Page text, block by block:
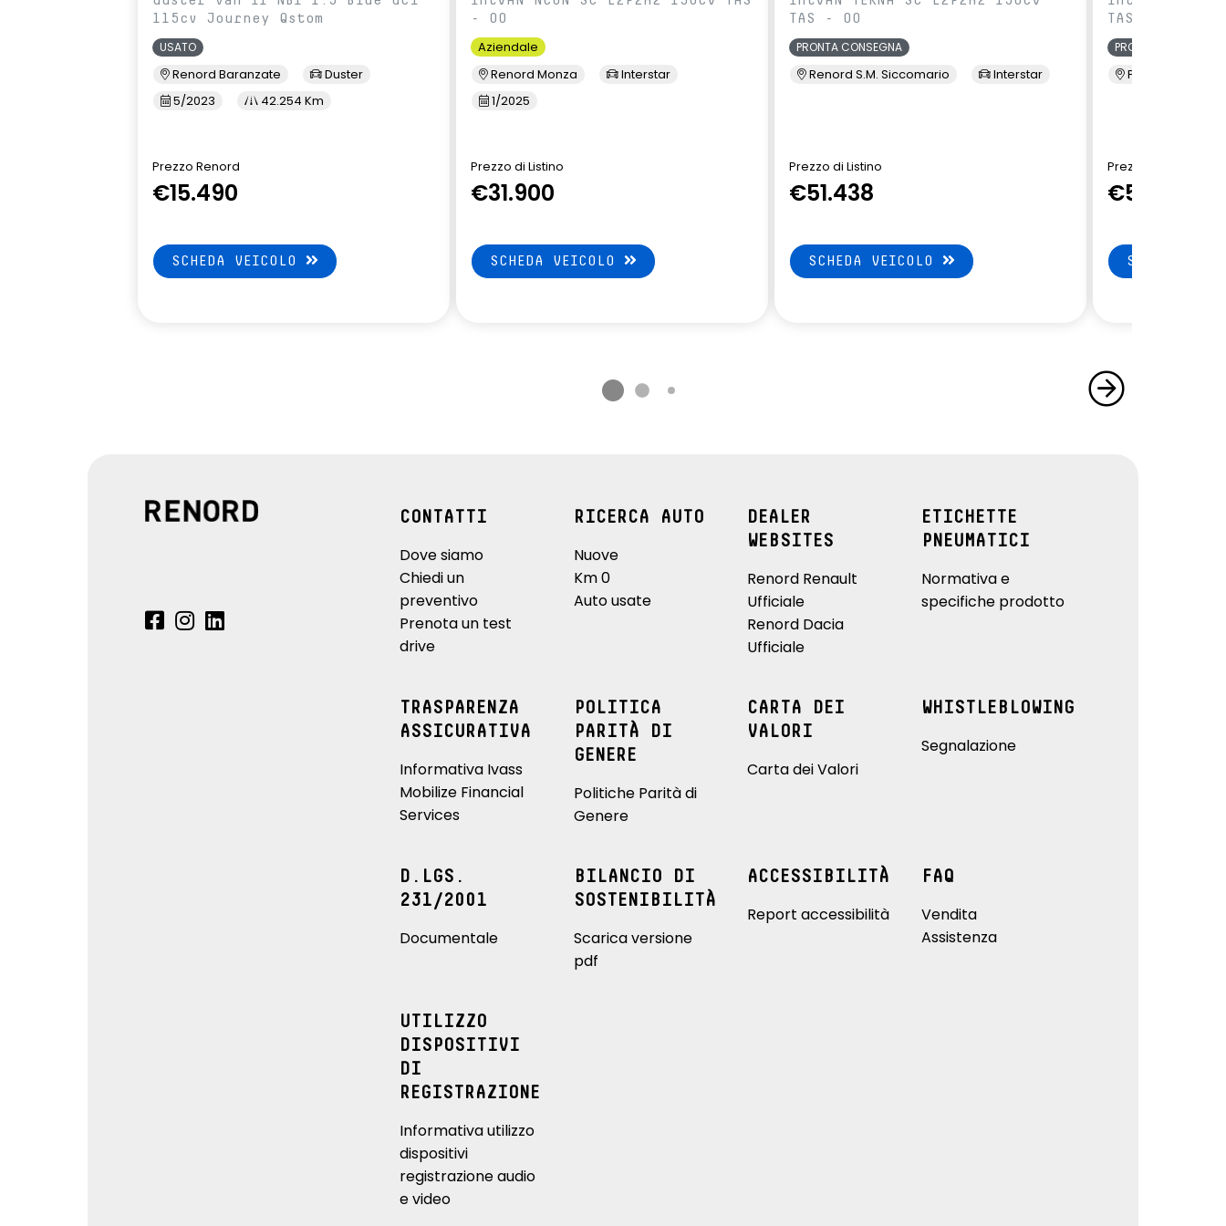
115cv Journey Qstom
USATO
Renord Baranzate
Duster
5/2023
42.254 Km
Prezzo Renord
€15.490
SCHEDA VEICOLO
- 00
Aziendale
Renord Monza
Interstar
1/2025
Prezzo di Listino
€31.900
SCHEDA VEICOLO
TAS - 00
PRONTA CONSEGNA
Renord S.M. Siccomario Interstar
Prezzo di Listino
€51.438
SCHEDA VEICOLO
TAS - 00
PRONTA CONSEGNA
Presso Terzi
Prezzo di Listino
€51.438
SCHEDA
CONTATTI
Dove siamo
Chiedi un
preventivo
Prenota un test
drive
RICERCA AUTO
Nuove
Km 0
Auto usate
DEALER
WEBSITES
Renord Renault
Ufficiale
Renord Dacia
Ufficiale
ETICHETTE
PNEUMATICI
Normativa e
specifiche prodotto
TRASPARENZA
ASSICURATIVA
Informativa Ivass
Mobilize Financial
Services
POLITICA
PARITÀ DI
GENERE
Politiche Parità di
Genere
CARTA DEI
VALORI
Carta dei Valori
WHISTLEBLOWING
Segnalazione
D.LGS.
231/2001
Documentale
BILANCIO DI
SOSTENIBILITÀ
Scarica versione
pdf
ACCESSIBILITÀ
Report accessibilità
FAQ
Vendita
Assistenza
UTILIZZO
DISPOSITIVI
DI
REGISTRAZIONE
Informativa utilizzo
dispositivi
registrazione audio
e video